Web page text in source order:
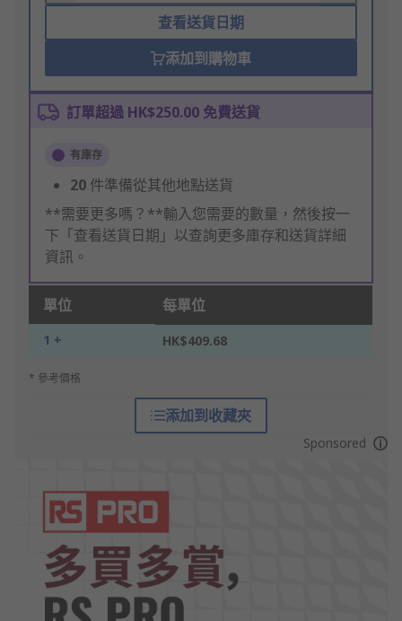
查看送貨日期
添加到購物車
訂單超過 HK$250.00 免費送貨
有庫存
20 件準備從其他地點送貨
**需要更多嗎？**輸入您需要的數量，然後按一
下「查看送貨日期」以查詢更多庫存和送貨詳細
資訊。
單位 每單位
1 + HK$409.68
* 參考價格
添加到收藏夾
Sponsored